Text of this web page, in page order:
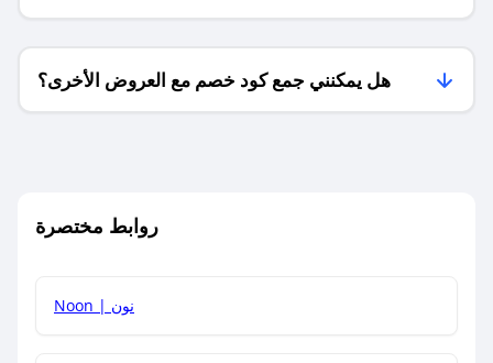
فقط؟
هل يمكنني جمع كود خصم مع العروض الأخرى؟
روابط مختصرة
Noon | نون